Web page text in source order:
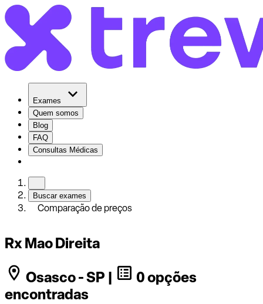
Exames
Quem somos
Blog
FAQ
Consultas Médicas
Buscar exames
Comparação de preços
Rx Mao Direita
Osasco - SP |
0 opções
encontradas